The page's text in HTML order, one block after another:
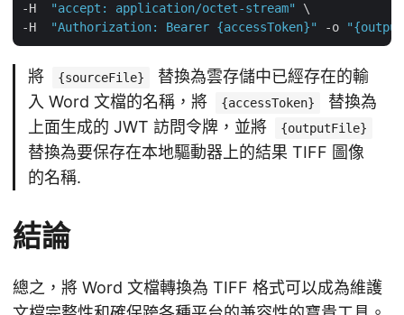
-H
"accept: application/octet-stream"
\
-H
"Authorization: Bearer {accessToken}" -o
將 {sourceFile}
替換為雲存儲中已經存在的輸
入 Word 文檔的名稱，將
{accessToken}
替換為
上面生成的 JWT 訪問令牌，並將
{outputFile}
替換為要保存在本地驅動器上的結果 TIFF 圖像
的名稱.
結論
總之，將 Word 文檔轉換為 TIFF 格式可以成為維護